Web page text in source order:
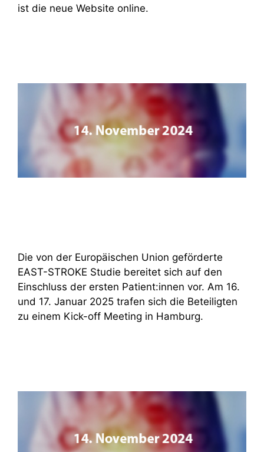
ist die neue Website online.
Die von der Europäischen Union geförderte
EAST-STROKE Studie bereitet sich auf den
Einschluss der ersten Patient:innen vor. Am 16.
und 17. Januar 2025 trafen sich die Beteiligten
zu einem Kick-off Meeting in Hamburg.